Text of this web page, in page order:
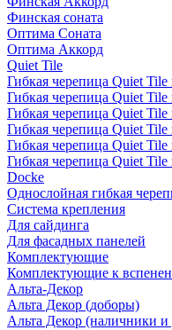
Финская соната
Оптима Соната
Оптима Аккорд
Quiet Tile
Гибкая черепица Quiet
Гибкая черепица Quiet
Гибкая черепица Quiet
Гибкая черепица Quiet
Гибкая черепица Quiet
Гибкая черепица Quiet
Docke
Однослойная гибкая
Система крепления
Для сайдинга
Для фасадных панелей
Комплектующие
Комплектующие к
Альта-Декор
Альта Декор (доборы)
Альта Декор (наличники и